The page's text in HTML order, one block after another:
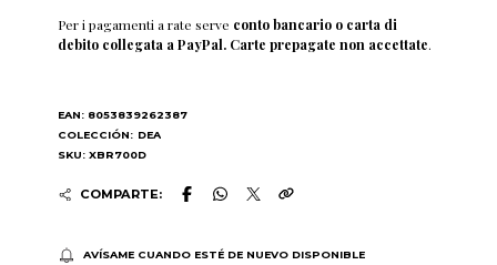
Per i pagamenti a rate serve conto bancario o carta di
debito collegata a PayPal. Carte prepagate non accettate.
EAN: 8053839262387
COLECCIÓN: DEA
SKU: XBR700D
COMPARTE:
AVÍSAME CUANDO ESTÉ DE NUEVO DISPONIBLE